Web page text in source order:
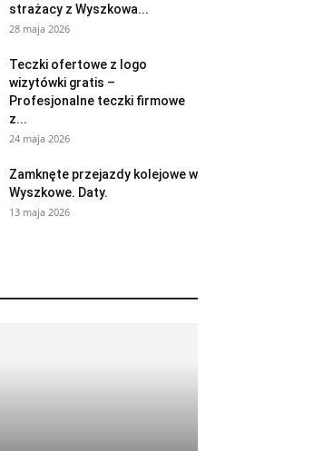
strażacy z Wyszkowa...
28 maja 2026
Teczki ofertowe z logo
wizytówki gratis –
Profesjonalne teczki firmowe
z...
24 maja 2026
Zamknęte przejazdy kolejowe w
Wyszkowe. Daty.
13 maja 2026